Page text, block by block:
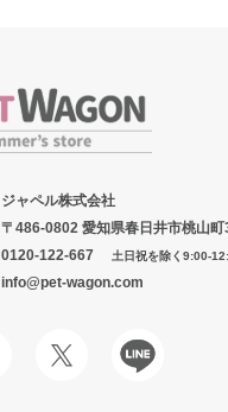
ジャペル株式会社
〒486-0802 愛知県春日井市桃山
0120-122-667 土日祝を除く9:00-
info@pet-wagon.com